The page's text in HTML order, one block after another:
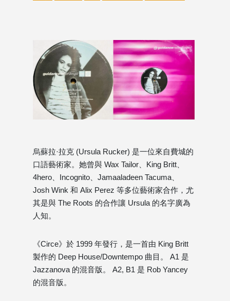
烏蘇拉·拉克 (Ursula Rucker) 是一位來自費城的
口語藝術家。她曾與 Wax Tailor、King Britt、
4hero、Incognito、Jamaaladeen Tacuma、
Josh Wink 和 Alix Perez 等多位藝術家合作，尤
其是與 The Roots 的合作讓 Ursula 的名字廣為
人知。
《Circe》於 1999 年發行，是一首由 King Britt
製作的 Deep House/Downtempo 曲目。 A1 是
Jazzanova 的混音版。 A2, B1 是 Rob Yancey
的混音版。